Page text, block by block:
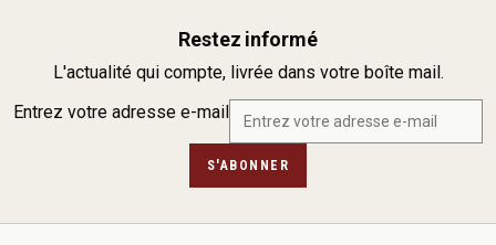
Restez informé
L'actualité qui compte, livrée dans votre boîte mail.
Entrez votre adresse e-mail
S'ABONNER